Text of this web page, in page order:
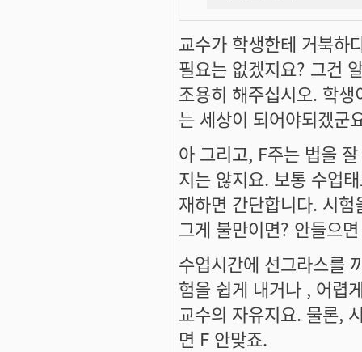
교수가 학생한테 거북하
필요는 없겠지요? 그건
조용히 해주십시오. 학
는 세상이 되어야되겠군
아 그리고, F주는 법을
지는 않지요. 보통 수업
재하면 간단합니다. 시
그게 불만이면? 안들으
수업시간에 선그라스를
험을 쉽게 내거나 , 어렵
교수의 자유지요. 물론,
면 F 안맞죠.